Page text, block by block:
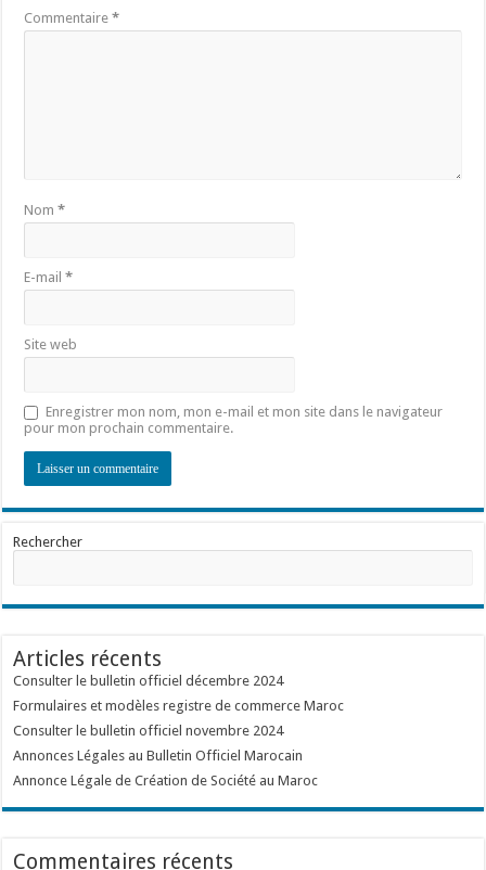
Commentaire*
Nom*
E-mail*
Site web
Enregistrer mon nom, mon e-mail et mon site dans le navigateur
pour mon prochain commentaire.
Rechercher
Articles récents
Consulter le bulletin officiel décembre 2024
Formulaires et modèles registre de commerce Maroc
Consulter le bulletin officiel novembre 2024
Annonces Légales au Bulletin Officiel Marocain
Annonce Légale de Création de Société au Maroc
Commentaires récents